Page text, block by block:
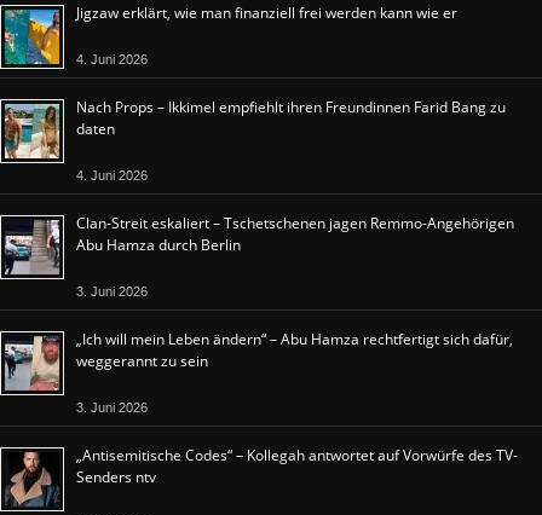
Jigzaw erklärt, wie man finanziell frei werden kann wie er
4. Juni 2026
Nach Props – Ikkimel empfiehlt ihren Freundinnen Farid Bang zu
daten
4. Juni 2026
Clan-Streit eskaliert – Tschetschenen jagen Remmo-Angehörigen
Abu Hamza durch Berlin
3. Juni 2026
„Ich will mein Leben ändern“ – Abu Hamza rechtfertigt sich dafür,
weggerannt zu sein
3. Juni 2026
„Antisemitische Codes“ – Kollegah antwortet auf Vorwürfe des TV-
Senders ntv